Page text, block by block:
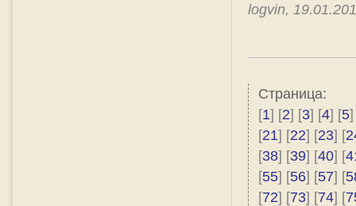
logvin,
Страница:
[1] [2] [3] [4] [5]
[21] [22] [23] [
[38] [39] [40] [
[55] [56] [57] [
[72] [73] [74] [